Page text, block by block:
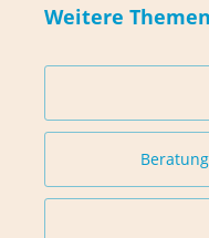
Weitere Themen